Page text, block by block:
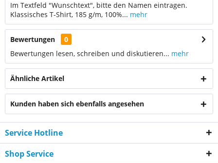
Im Textfeld "Wunschtext", bitte den Namen eintragen.
Klassisches T-Shirt, 185 g/m, 100%... mehr
Bewertungen
0
Bewertungen lesen, schreiben und diskutieren... mehr
Ähnliche Artikel
Kunden haben sich ebenfalls angesehen
Service Hotline
Shop Service